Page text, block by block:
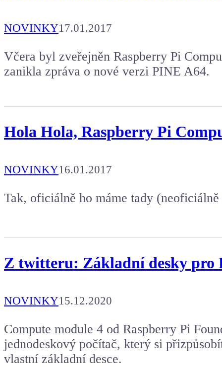
NOVINKY17.01.2017
Včera byl zveřejněn Raspberry Pi
zanikla zpráva o nové verzi PINE A64.
Hola Hola, Raspberry Pi
NOVINKY16.01.2017
Tak, oficiálně ho máme tady
Z twitteru: Základní desky pro
NOVINKY15.12.2020
Compute module 4 od Raspberry Pi
jednodeskový počítač, který si
vlastní základní desce.